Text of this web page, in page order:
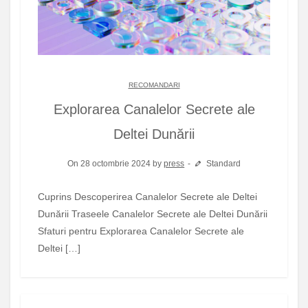
RECOMANDARI
Explorarea Canalelor Secrete ale
Deltei Dunării
On 28 octombrie 2024 bypress Standard
Cuprins Descoperirea Canalelor Secrete ale Deltei
Dunării Traseele Canalelor Secrete ale Deltei Dunării
Sfaturi pentru Explorarea Canalelor Secrete ale
Deltei […]